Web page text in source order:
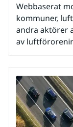
Webbaserat
kommuner,
andra aktörer
av